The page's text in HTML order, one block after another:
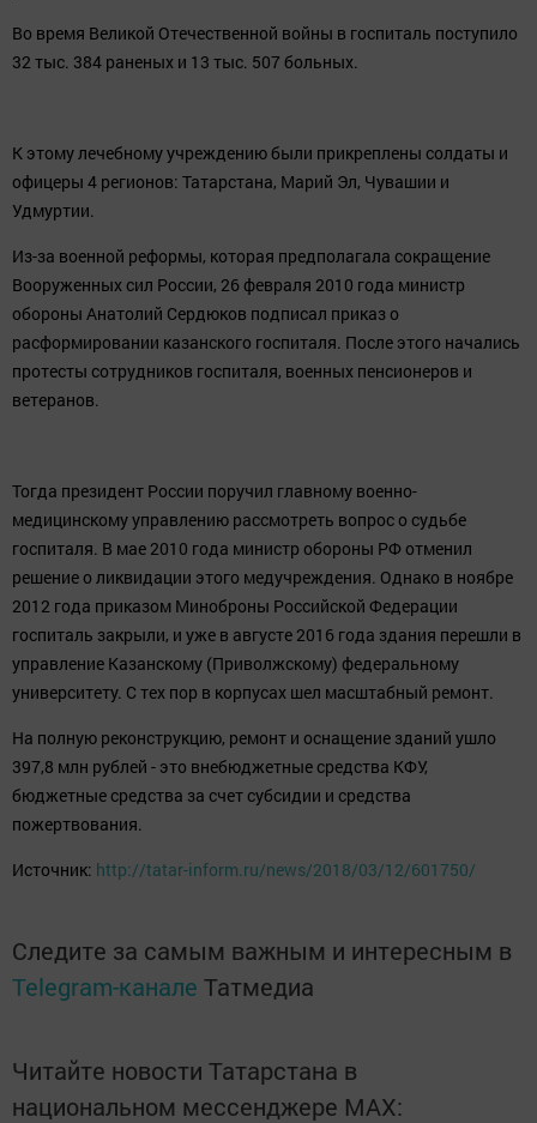
Во время Великой Отечественной войны в госпиталь поступило
32 тыс. 384 раненых и 13 тыс. 507 больных.
К этому лечебному учреждению были прикреплены солдаты и
офицеры 4 регионов: Татарстана, Марий Эл, Чувашии и
Удмуртии.
Из-за военной реформы, которая предполагала сокращение
Вооруженных сил России, 26 февраля 2010 года министр
обороны Анатолий Сердюков подписал приказ о
расформировании казанского госпиталя. После этого начались
протесты сотрудников госпиталя, военных пенсионеров и
ветеранов.
Тогда президент России поручил главному военно-
медицинскому управлению рассмотреть вопрос о судьбе
госпиталя. В мае 2010 года министр обороны РФ отменил
решение о ликвидации этого медучреждения. Однако в ноябре
2012 года приказом Миноброны Российской Федерации
госпиталь закрыли, и уже в августе 2016 года здания перешли в
управление Казанскому (Приволжскому) федеральному
университету. С тех пор в корпусах шел масштабный ремонт.
На полную реконструкцию, ремонт и оснащение зданий ушло
397,8 млн рублей - это внебюджетные средства КФУ,
бюджетные средства за счет субсидии и средства
пожертвования.
Источник: http://tatar-inform.ru/news/2018/03/12/601750/
Следите за самым важным и интересным в
Telegram-канале Татмедиа
Читайте новости Татарстана в
национальном мессенджере MАХ: